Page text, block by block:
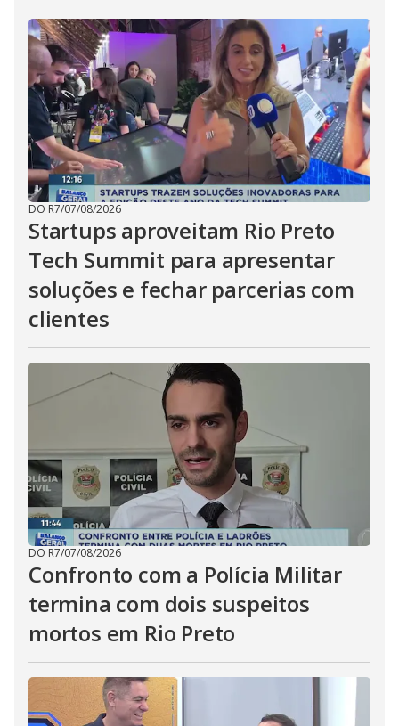
DO R7/07/08/2026
Startups aproveitam Rio Preto
Tech Summit para apresentar
soluções e fechar parcerias com
clientes
DO R7/07/08/2026
Confronto com a Polícia Militar
termina com dois suspeitos
mortos em Rio Preto